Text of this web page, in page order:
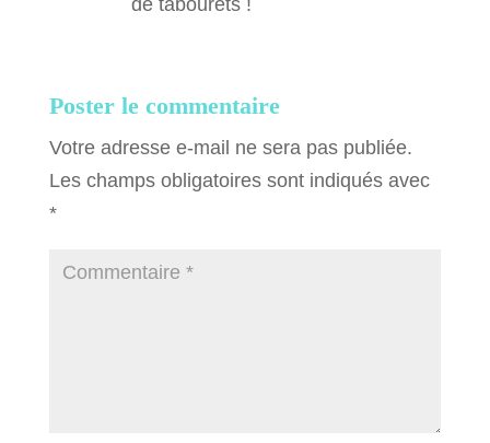
de tabourets !
Poster le commentaire
Votre adresse e-mail ne sera pas publiée.
Les champs obligatoires sont indiqués avec
*